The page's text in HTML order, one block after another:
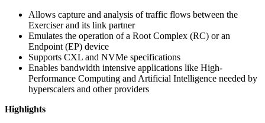
Allows capture and analysis of traffic flows between the
Exerciser and its link partner
Emulates the operation of a Root Complex (RC) or an
Endpoint (EP) device
Supports CXL and NVMe specifications
Enables bandwidth intensive applications like High-
Performance Computing and Artificial Intelligence needed by
hyperscalers and other providers
Highlights